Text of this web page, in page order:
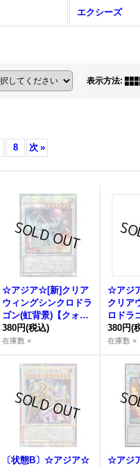
エクシーズ
表示方法:
8 次 »
☆アジア☆[新]クリア
ウィングシンクロドラ
ゴン(虹背景)【クォー
ターセンチュリーシー
クレット】{アジアQC
AC-JP037}《シンク
ロ》
380円(税込)
在庫数 ×
☆アジ
クリア
ロドラ
ーセン
レット
C-
ロ》
380円(
在庫数 ×
〔状態B〕☆アジア☆
☆アジ